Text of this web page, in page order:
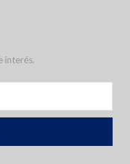
interés.